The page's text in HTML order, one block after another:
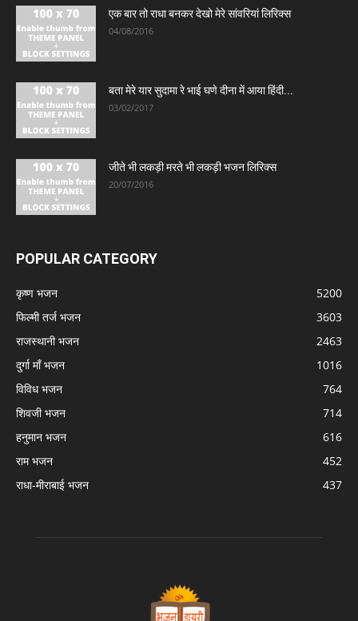
एक बार तो राधा बनकर देखो मेरे सांवरियां लिरिक्स
04/08/2016
बता मेरे यार सुदामा रे भाई घणे दीना में आया हिंदी...
03/02/2017
जीते भी लकड़ी मरते भी लकड़ी भजन लिरिक्स
20/07/2016
POPULAR CATEGORY
कृष्ण भजन
5200
फिल्मी तर्ज भजन
3603
राजस्थानी भजन
2463
दुर्गा माँ भजन
1016
विविध भजन
764
शिवजी भजन
714
हनुमान भजन
616
राम भजन
452
राधा-मीराबाई भजन
437